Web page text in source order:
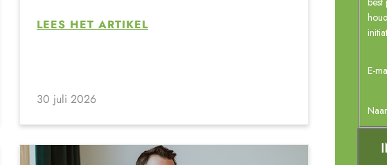
LEES HET ARTIKEL
30 juli 2026